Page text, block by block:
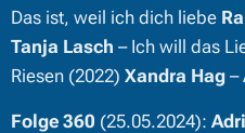
Das ist, weil ich dich liebe
Tanja Lasch – Ich will das
Riesen (2022) Xandra Hag –
Folge 360 (25.05.2024):